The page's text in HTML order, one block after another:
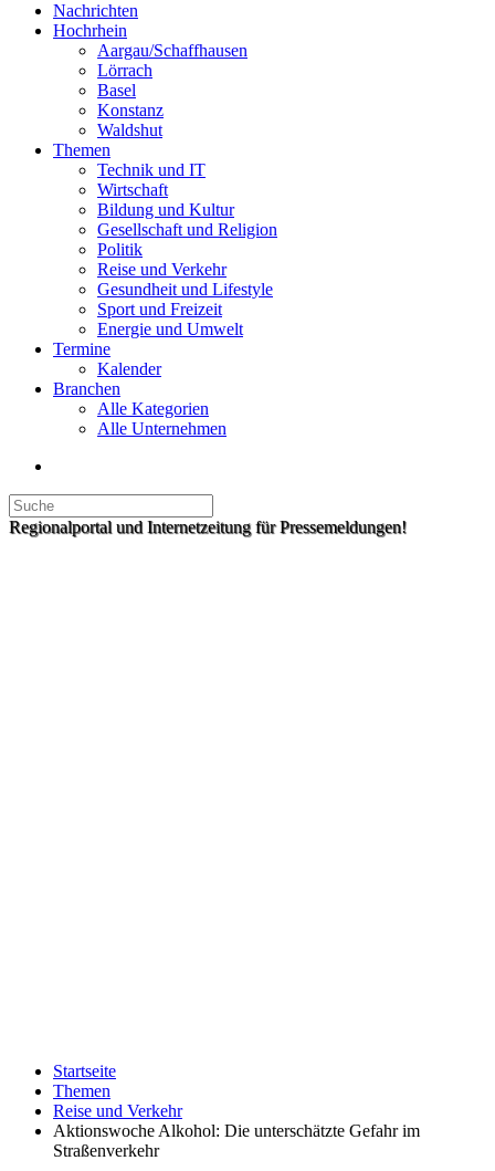
Nachrichten
Hochrhein
Aargau/Schaffhausen
Lörrach
Basel
Konstanz
Waldshut
Themen
Technik und IT
Wirtschaft
Bildung und Kultur
Gesellschaft und Religion
Politik
Reise und Verkehr
Gesundheit und Lifestyle
Sport und Freizeit
Energie und Umwelt
Termine
Kalender
Branchen
Alle Kategorien
Alle Unternehmen
Regionalportal und Internetzeitung für Pressemeldungen!
Startseite
Themen
Reise und Verkehr
Aktionswoche Alkohol: Die unterschätzte Gefahr im
Straßenverkehr